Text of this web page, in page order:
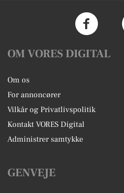
OM VORES DIGITAL
Om os
For annoncører
Vilkår og Privatlivspolitik
Kontakt VORES Digital
Administrer samtykke
GENVEJE